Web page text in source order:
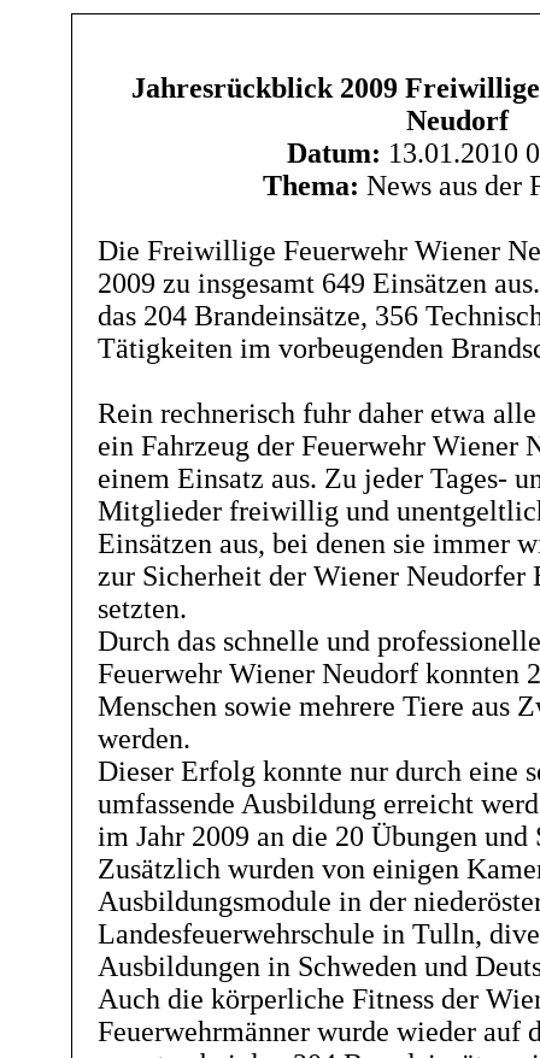
Jahresrückblick 2009
Neudorf
Datum: 13.01.2010
Thema: News aus der
Die Freiwillige Feuerwehr Wiener
2009 zu insgesamt 649 Einsätzen
das 204 Brandeinsätze, 356
Tätigkeiten im vorbeugenden
Rein rechnerisch fuhr daher etwa
ein Fahrzeug der Feuerwehr Wiener
einem Einsatz aus. Zu jeder Tages-
Mitglieder freiwillig und
Einsätzen aus, bei denen sie immer
zur Sicherheit der Wiener Neudorfer
setzten.
Durch das schnelle und
Feuerwehr Wiener Neudorf konnten
Menschen sowie mehrere Tiere aus
werden.
Dieser Erfolg konnte nur durch eine
umfassende Ausbildung erreicht
im Jahr 2009 an die 20 Übungen und
Zusätzlich wurden von einigen
Ausbildungsmodule in der
Landesfeuerwehrschule in Tulln,
Ausbildungen in Schweden und
Auch die körperliche Fitness der
Feuerwehrmänner wurde wieder auf